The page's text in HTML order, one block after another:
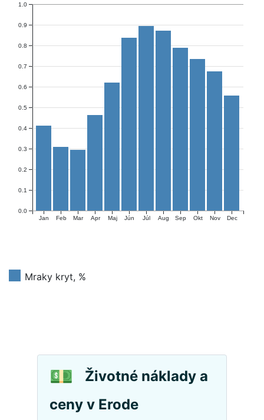
Jan Feb Mar Apr Maj Jún Júl Aug Sep Okt Nov Dec
0.0
0.1
0.2
0.3
0.4
0.5
0.6
0.7
0.8
0.9
1.0
Mraky kryt, %
💵
Životné náklady a
ceny v Erode